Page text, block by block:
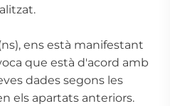
ens està manifestant
que està d'acord amb
dades segons les
els apartats anteriors.